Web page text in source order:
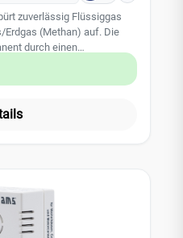
zuverlässig Flüssiggas
Erdgas (Methan) auf. Die
durch einen
Ein Alarm erfolgt
Entstehung einer
Alarmsignal und ein
optional: Stecker-
1200500-E55.21 12 V-/1,0